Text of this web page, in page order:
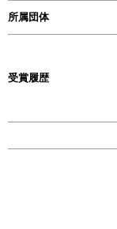
所属団体
受賞履歴